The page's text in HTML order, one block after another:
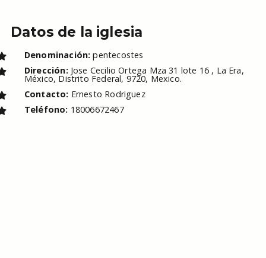
Datos de la iglesia
Denominación: pentecostes
Dirección: Jose Cecilio Ortega Mza 31 lote 16 , La Era,
México, Distrito Federal, 9720, Mexico.
Contacto: Ernesto Rodriguez
Teléfono: 18006672467